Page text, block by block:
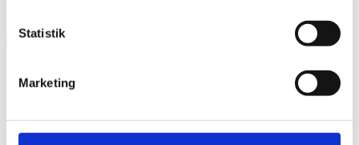
Statistik
Marketing
OK
Underkategorier